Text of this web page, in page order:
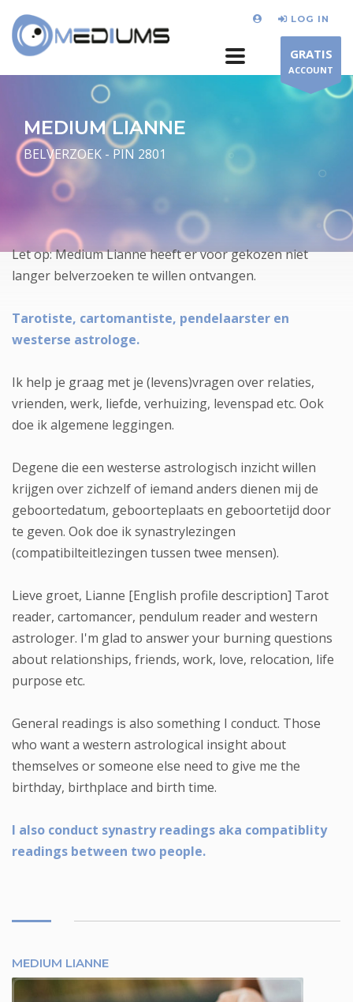
LOG IN
GRATIS
ACCOUNT
MEDIUM LIANNE
BELVERZOEK - PIN 2801
Let op: Medium Lianne heeft er voor gekozen niet
langer belverzoeken te willen ontvangen.
Tarotiste, cartomantiste, pendelaarster en
westerse astrologe.
Ik help je graag met je (levens)vragen over relaties,
vrienden, werk, liefde, verhuizing, levenspad etc. Ook
doe ik algemene leggingen.
Degene die een westerse astrologisch inzicht willen
krijgen over zichzelf of iemand anders dienen mij de
geboortedatum, geboorteplaats en geboortetijd door
te geven. Ook doe ik synastrylezingen
(compatibilteitlezingen tussen twee mensen).
Lieve groet, Lianne [English profile description] Tarot
reader, cartomancer, pendulum reader and western
astrologer. I'm glad to answer your burning questions
about relationships, friends, work, love, relocation, life
purpose etc.
General readings is also something I conduct. Those
who want a western astrological insight about
themselves or someone else need to give me the
birthday, birthplace and birth time.
I also conduct synastry readings aka compatiblity
readings between two people.
MEDIUM LIANNE